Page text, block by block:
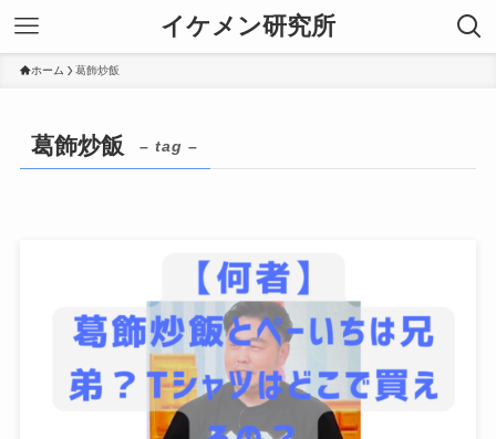
イケメン研究所
ホーム 葛飾炒飯
葛飾炒飯 – tag –